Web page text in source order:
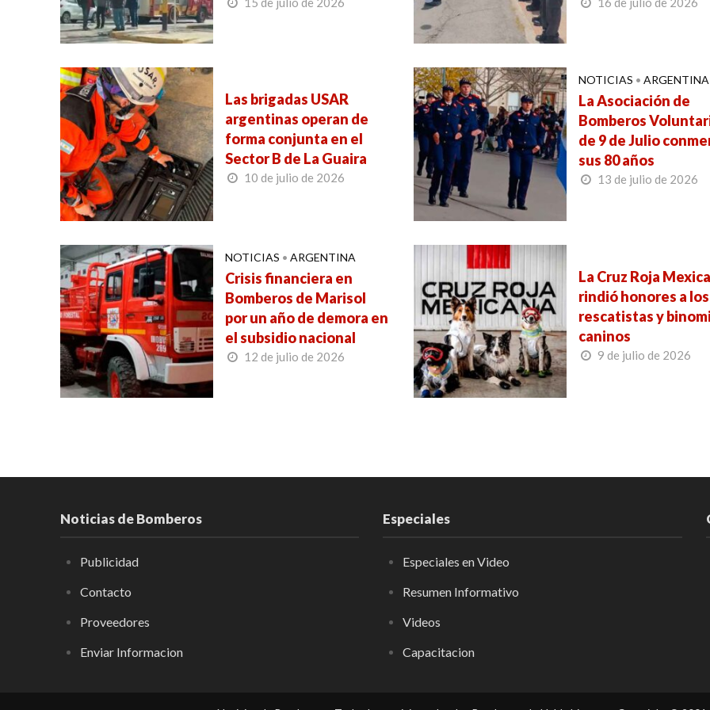
Las brigadas USAR
argentinas operan de
forma conjunta en el
Sector B de La Guaira
10 de julio de 2026
NOTICIAS • ARGENTINA
La Asociación de
Bomberos
de 9 de Julio
sus 80 años
13 de julio de 2026
NOTICIAS • ARGENTINA
Crisis financiera en
Bomberos de Marisol
por un año de demora en
el subsidio nacional
12 de julio de 2026
La Cruz Roja
rindió honores a los
rescatistas y
caninos
9 de julio de 2026
Noticias de Bomberos
Publicidad
Contacto
Proveedores
Enviar Informacion
Especiales
Especiales en Video
Resumen Informativo
Videos
Capacitacion